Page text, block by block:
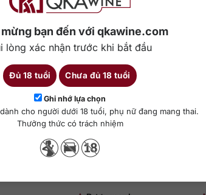
mừng bạn đến với qkawine.com
lòng xác nhận trước khi bắt đầu
Đủ 18 tuổi Chưa đủ 18 tuổi
Ghi nhớ lựa chọn
cho người dưới 18 tuổi, phụ nữ đang mang thai.
Thưởng thức có trách nhiệm
Blanc
12,5%